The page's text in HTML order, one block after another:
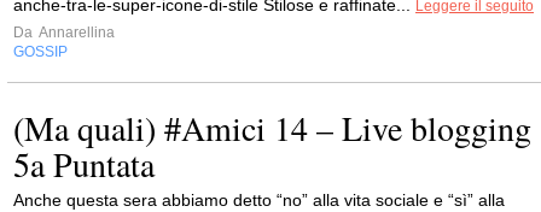
anche-tra-le-super-icone-di-stile Stilose e raffinate... Leggere il seguito
Da Annarellina
GOSSIP
(Ma quali) #Amici 14 – Live blogging
5a Puntata
Anche questa sera abbiamo detto “no” alla vita sociale e “sì” alla